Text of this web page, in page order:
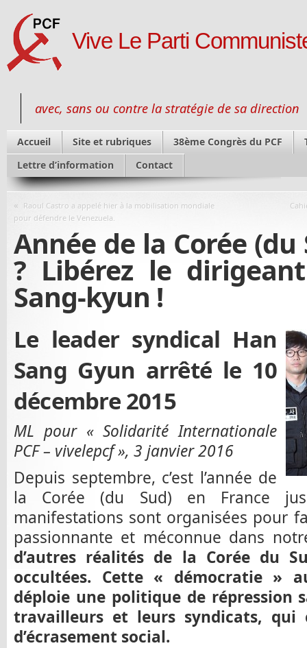
Vive Le Parti
avec, sans ou contre la stratégie de sa direction
Accueil Site et rubriques 38ème Congrès du PCF
Lettre d’information
Contact
« Raoul Castro a appelé hier à la mobilisation mondiale
pour défendre le Venezuela.
Année de la Corée (du
? Libérez le
Sang-kyun !
Le leader syndical Han
Sang Gyun arrêté le 10
décembre 2015
ML pour « Solidarité Internationale
PCF – vivelepcf », 3 janvier 2016
Depuis septembre, c’est l’année de
la Corée (du Sud) en France
manifestations sont organisées pour
passionnante et méconnue dans
d’autres réalités de la Corée du
occultées. Cette « démocratie »
déploie une politique de répression
travailleurs et leurs syndicats, qui
d’écrasement social.